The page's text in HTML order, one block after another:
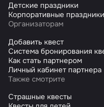
Детские праздники
Корпоративные праздники
Организаторам
Добавить квест
Система бронирования
Как стать партнером
Личный кабинет партнера
Также смотрите
Страшные квесты